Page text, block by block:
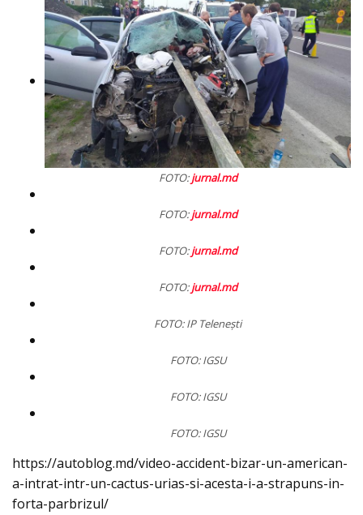
FOTO:jurnal.md
FOTO:jurnal.md
FOTO:jurnal.md
FOTO:jurnal.md
FOTO: IP Teleneşti
FOTO: IGSU
FOTO: IGSU
FOTO: IGSU
https://autoblog.md/video-accident-bizar-un-american-
a-intrat-intr-un-cactus-urias-si-acesta-i-a-strapuns-in-
forta-parbrizul/